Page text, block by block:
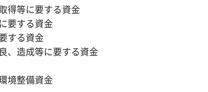
得等に要する資金
要する資金
する資金
、造成等に要する資金
境整備資金